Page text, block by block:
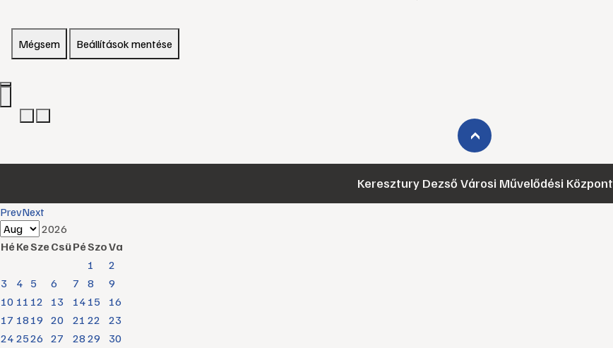
Mégsem Beállítások mentése
›
Keresztury Dezső Városi Művelődési Központ
PrevNext
2026
HéKeSzeCsüPéSzoVa
1
2
3
4 5 6 7 8
9
10 11 12 13 14 15
16
17 18 19 20 21 22
23
24 2526 27 28 29 30